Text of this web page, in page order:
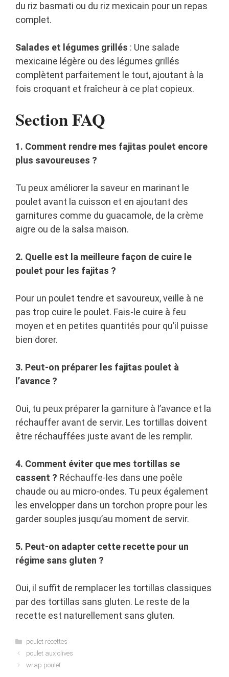
du riz basmati ou du riz mexicain pour un repas
complet.
Salades et légumes grillés : Une salade
mexicaine légère ou des légumes grillés
complètent parfaitement le tout, ajoutant à la
fois croquant et fraîcheur à ce plat copieux.
Section FAQ
1. Comment rendre mes fajitas poulet encore
plus savoureuses ?
Tu peux améliorer la saveur en marinant le
poulet avant la cuisson et en ajoutant des
garnitures comme du guacamole, de la crème
aigre ou de la salsa maison.
2. Quelle est la meilleure façon de cuire le
poulet pour les fajitas ?
Pour un poulet tendre et savoureux, veille à ne
pas trop cuire le poulet. Fais-le cuire à feu
moyen et en petites quantités pour qu’il puisse
bien dorer.
3. Peut-on préparer les fajitas poulet à
l’avance ?
Oui, tu peux préparer la garniture à l’avance et la
réchauffer avant de servir. Les tortillas doivent
être réchauffées juste avant de les remplir.
4. Comment éviter que mes tortillas se
cassent ? Réchauffe-les dans une poêle
chaude ou au micro-ondes. Tu peux également
les envelopper dans un torchon propre pour les
garder souples jusqu’au moment de servir.
5. Peut-on adapter cette recette pour un
régime sans gluten ?
Oui, il suffit de remplacer les tortillas classiques
par des tortillas sans gluten. Le reste de la
recette est naturellement sans gluten.
Categories
poulet recettes
poulet aux olives
wrap poulet